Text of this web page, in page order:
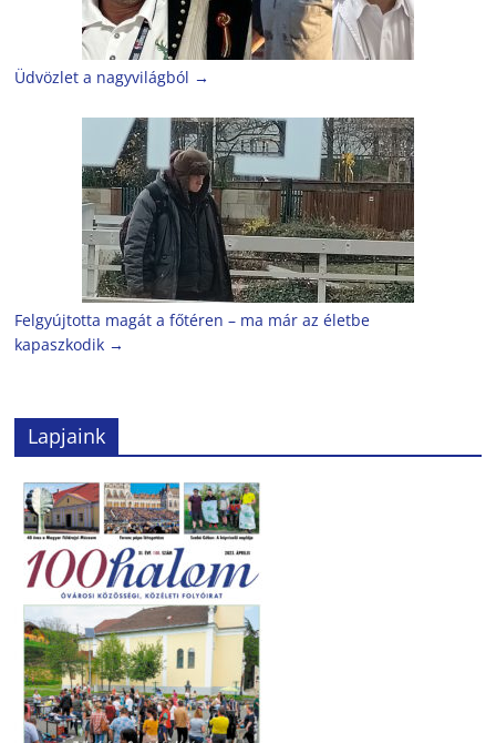
Üdvözlet a nagyvilágból →
Felgyújtotta magát a főtéren – ma már az életbe
kapaszkodik →
Lapjaink